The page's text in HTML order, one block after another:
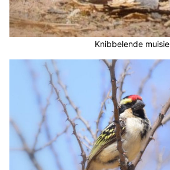
Knibbelende muisie